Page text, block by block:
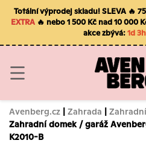
Totální výprodej skladu! SLEVA 🔥
EXTRA 🔥 nebo 1 500 Kč nad 10 000
akce zbývá:1d
Avenberg.cz | Zahrada |
Zahradní domek / garáž
K2010-B